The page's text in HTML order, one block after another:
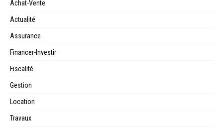
Achat-Vente
Actualité
Assurance
Financer-Investir
Fiscalité
Gestion
Location
Travaux